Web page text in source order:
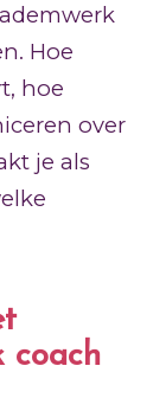
Hoe
hoe
over
je als
coach